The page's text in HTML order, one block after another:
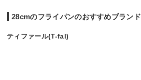
28cmのフライパンのおすすめブランド
ティファール(T-fal)